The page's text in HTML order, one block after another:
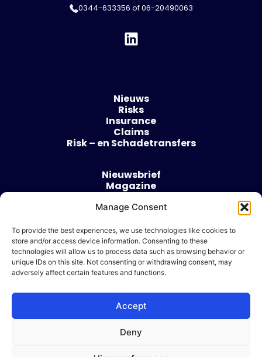
Manage Consent
To provide the best experiences, we use technologies like cookies to
store and/or access device information. Consenting to these
technologies will allow us to process data such as browsing behavior or
unique IDs on this site. Not consenting or withdrawing consent, may
adversely affect certain features and functions.
Accept
Deny
0344-633356 of06-20490063
Nieuws
Risks
Insurance
Claims
Risk – en Schadetransfers
Nieuwsbrief
Magazine
Over
Algemene voorwaarden
Cookie beleid
Ik wil adverteren
© 2026 Risk & Business